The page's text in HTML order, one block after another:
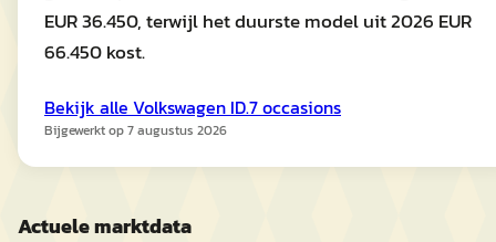
EUR 36.450, terwijl het duurste model uit 2026 EUR
66.450 kost.
Bekijk alle Volkswagen ID.7occasions
Bijgewerkt op7 augustus 2026
Actuele marktdata